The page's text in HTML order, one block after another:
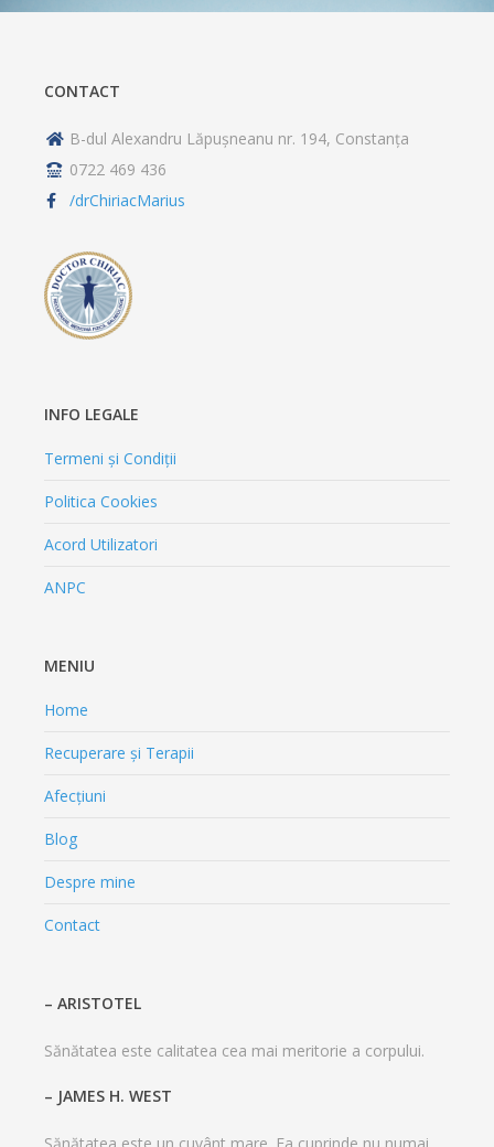
CONTACT
B-dul Alexandru Lăpușneanu nr. 194, Constanța
0722 469 436
/drChiriacMarius
INFO LEGALE
Termeni și Condiții
Politica Cookies
Acord Utilizatori
ANPC
MENIU
Home
Recuperare și Terapii
Afecțiuni
Blog
Despre mine
Contact
– ARISTOTEL
Sănătatea este calitatea cea mai meritorie a corpului.
– JAMES H. WEST